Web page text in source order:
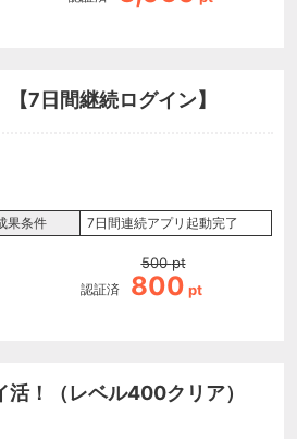
7日間継続ログイン】
果条件 7日間連続アプリ起動完了
認証済
500 pt
800 pt
活！（レベル400クリア）